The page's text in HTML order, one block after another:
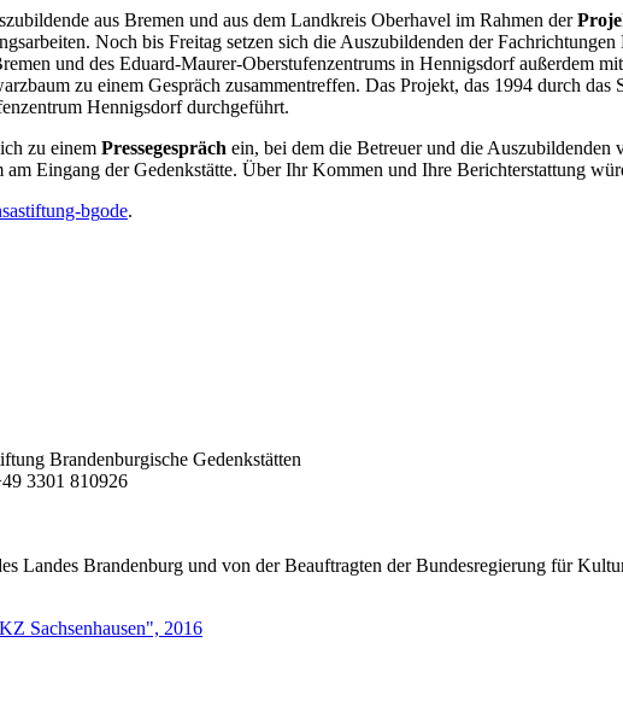
aus Bremen und aus dem Landkreis Oberhavel im Rahmen der
Noch bis Freitag setzen sich die Auszubildenden der
und des Eduard-Maurer-Oberstufenzentrums in Hennigsdorf außerdem
zu einem Gespräch zusammentreffen. Das Projekt, das 1994 durch
Hennigsdorf durchgeführt.
zu einem Pressegespräch ein, bei dem die Betreuer und die
Eingang der Gedenkstätte. Über Ihr Kommen und Ihre Berichterstattung
astiftung-bgode.
Brandenburgische Gedenkstätten
3301 810926
Landes Brandenburg und von der Beauftragten der Bundesregierung für